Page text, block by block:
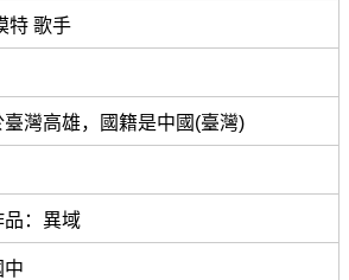
特 歌手
臺灣高雄，國籍是中國(臺灣)
品：異域
中